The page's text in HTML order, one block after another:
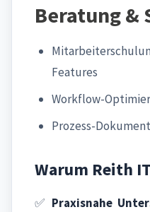
Beratung &
Features
Workflow-
Prozess-
Warum Reith
✅ Praxisnahe